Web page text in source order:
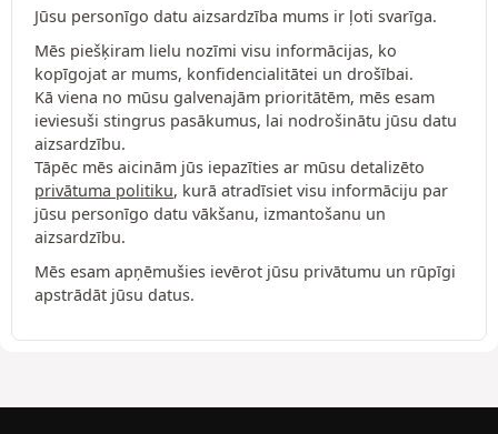
Jūsu personīgo datu aizsardzība mums ir ļoti svarīga.
Mēs piešķiram lielu nozīmi visu informācijas, ko
kopīgojat ar mums, konfidencialitātei un drošībai.
Kā viena no mūsu galvenajām prioritātēm, mēs esam
ieviesuši stingrus pasākumus, lai nodrošinātu jūsu datu
aizsardzību.
Tāpēc mēs aicinām jūs iepazīties ar mūsu detalizēto
privātuma politiku, kurā atradīsiet visu informāciju par
jūsu personīgo datu vākšanu, izmantošanu un
aizsardzību.
Mēs esam apņēmušies ievērot jūsu privātumu un rūpīgi
apstrādāt jūsu datus.